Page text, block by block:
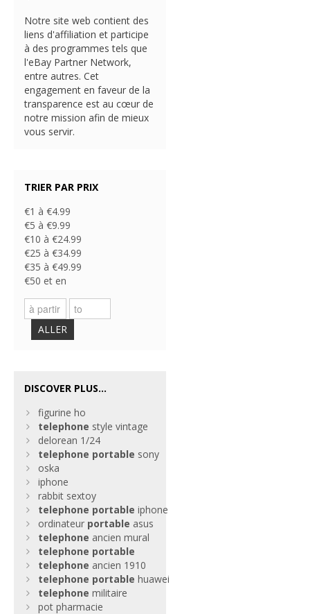
Notre site web contient des
liens d'affiliation et participe
à des programmes tels que
l'eBay Partner Network,
entre autres. Cet
engagement en faveur de la
transparence est au cœur de
notre mission afin de mieux
vous servir.
TRIER PAR PRIX
€1 à €4.99
€5 à €9.99
€10 à €24.99
€25 à €34.99
€35 à €49.99
€50 et en
ALLER
DISCOVER PLUS...
figurine ho
telephone style vintage
delorean 1/24
telephone portable sony
oska
iphone
rabbit sextoy
telephone portable iphone
ordinateur portable asus
telephone ancien mural
telephone portable
telephone ancien 1910
telephone portable huawei
telephone militaire
pot pharmacie